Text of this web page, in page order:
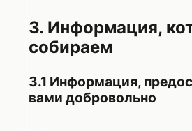
3. Информация,
собираем
3.1 Информация,
вами добровольно